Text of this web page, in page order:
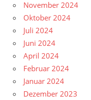
November 2024
Oktober 2024
Juli 2024
Juni 2024
April 2024
Februar 2024
Januar 2024
Dezember 2023